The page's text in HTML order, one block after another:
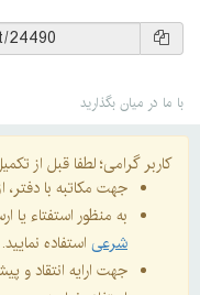
با ما در میان بگذارید
کاربر گرامی؛ لطفا قبل از
جهت مکاتبه با
به منظور استفتاء
شرعی استفاده نمایید.
جهت ارایه انتقاد و